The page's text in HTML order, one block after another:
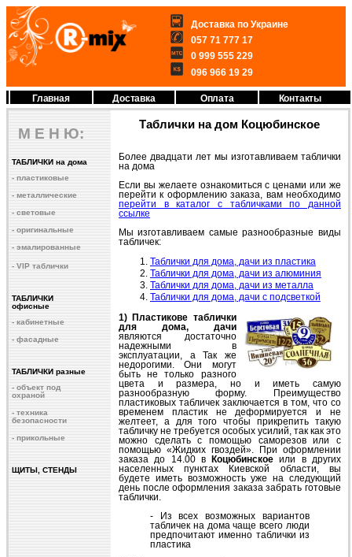
Доставка по Украине
057 71 777 17
0 999 555 229
096 966 19 29
Главная Доставка Оплата Контакты
М Е Н Ю:
ТАБЛИЧКИ на дома
- пластиковые
- металлические
- световые
- оригинальные
- эмалированные
- VIP таблички
ТАБЛИЧКИ
офисные
- кабинетные
- фасадные
ТАБЛИЧКИ разные
- объект под
охраной
- техника
безопасности
- прикольные
ЩИТЫ, СТЕНДЫ
Таблички на дом Коцюбинское
Более двадцати лет мы изготавливаем таблички
на дома
Если вы желаете ознакомиться с ценами или же
перейти к оформлению заказа, вам необходимо
перейти в каталог с табличками по данной
ссылке
Мы изготавливаем самые разнообразные виды
табличек:
Таблички для дома, дачи из пластика
Таблички для дома, дачи из алюминия
Таблички для дома, дачи из металла
Таблички для дома, дачи с подсветкой
1) Пластикове таблички
для дома, дачи
являются достаточно
надежными в
эксплуатации, а Так же
недорогими. Они могут
быть не только разного
цвета и размера, но и иметь самую
разнообразную форму. Преимущество
пластиковых табличек заключается в том, что со
временем пластик не деформируется и не
желтеет, а для того чтобы прикрепить такую
табличку не требуется особых усилий, так как это
можно сделать с помощью саморезов или с
помощью «Жидких гвоздей». При оформлении
заказа до 14.00 в
Коцюбинское или в других
населенных пунктах Киевской области, вы
будете иметь возможность уже на следующий
день после оформления заказа забрать готовые
таблички.
- Из всех возможных вариантов
табличек на дома чаще всего люди
предпочитают именно таблички из
пластика